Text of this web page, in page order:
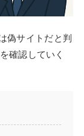
偽サイトだと判
確認していく